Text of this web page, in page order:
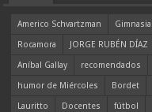
Americo Schvartzman Gimnasia
Rocamora
JORGE RUBÉN DÍAZ
Aníbal Gallay
recomendados
humor de Miércoles
Bordet
Lauritto
Docentes fútbol